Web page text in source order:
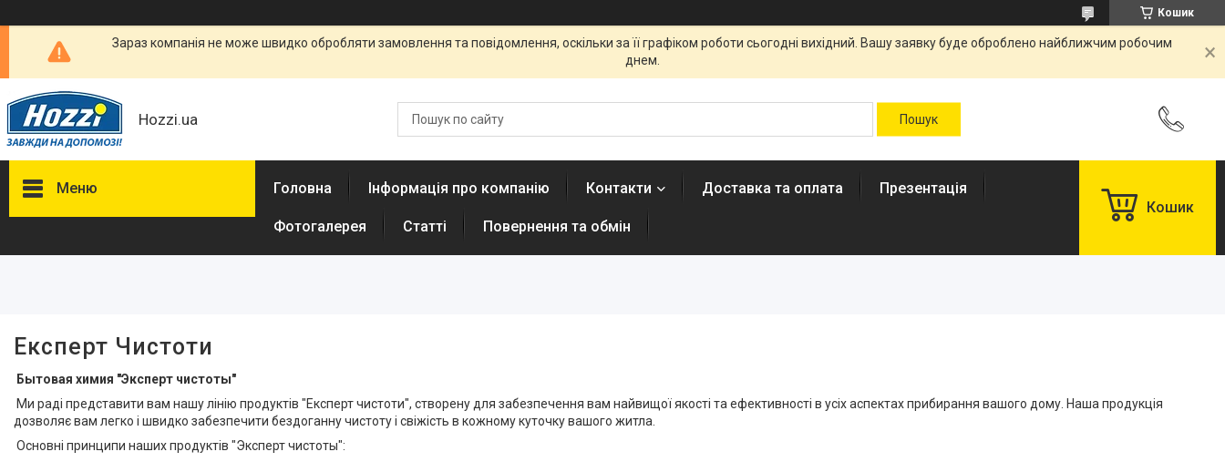
Кошик
Зараз компанія не може швидко обробляти замовлення та повідомлення, оскільки за її графіком роботи сьогодні вихідний. Вашу заявку буде оброблено найближчим робочим
днем.
Hozzi.ua
Меню
Засоби для миття посуду
Товари
Головна Інформація про компанію Контакти Доставка та оплата Презентація
Фотогалерея Статті Повернення та обмін
Кошик
Експерт Чистоти
Бытовая химия "Эксперт чистоты"
Ми раді представити вам нашу лінію продуктів "Експерт чистоти", створену для забезпечення вам найвищої якості та ефективності в усіх аспектах прибирання вашого дому. Наша продукція
дозволяє вам легко і швидко забезпечити бездоганну чистоту і свіжість в кожному куточку вашого житла.
Основні принципи наших продуктів "Эксперт чистоты":